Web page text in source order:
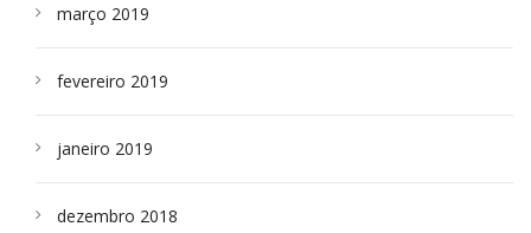
março 2019
fevereiro 2019
janeiro 2019
dezembro 2018